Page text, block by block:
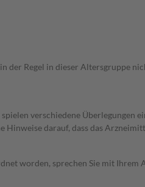
der Regel in dieser Altersgruppe
verschiedene
Hinweise darauf, dass das
worden, sprechen Sie mit